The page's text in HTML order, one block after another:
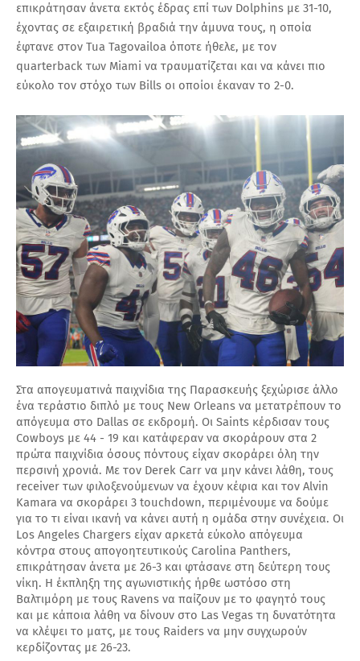
επικράτησαν άνετα εκτός έδρας επί των Dolphins με 31-10,
έχοντας σε εξαιρετική βραδιά την άμυνα τους, η οποία
έφτανε στον Tua Tagovailoa όποτε ήθελε, με τον
quarterback των Miami να τραυματίζεται και να κάνει πιο
εύκολο τον στόχο των Bills οι οποίοι έκαναν το 2-0.
Στα απογευματινά παιχνίδια της Παρασκευής ξεχώρισε άλλο
ένα τεράστιο διπλό με τους New Orleans να μετατρέπουν το
απόγευμα στο Dallas σε εκδρομή. Οι Saints κέρδισαν τους
Cowboys με 44 - 19 και κατάφεραν να σκοράρουν στα 2
πρώτα παιχνίδια όσους πόντους είχαν σκοράρει όλη την
περσινή χρονιά. Με τον Derek Carr να μην κάνει λάθη, τους
receiver των φιλοξενούμενων να έχουν κέφια και τον Alvin
Kamara να σκοράρει 3 touchdown, περιμένουμε να δούμε
για το τι είναι ικανή να κάνει αυτή η ομάδα στην συνέχεια. Οι
Los Angeles Chargers είχαν αρκετά εύκολο απόγευμα
κόντρα στους απογοητευτικούς Carolina Panthers,
επικράτησαν άνετα με 26-3 και φτάσανε στη δεύτερη τους
νίκη. Η έκπληξη της αγωνιστικής ήρθε ωστόσο στη
Βαλτιμόρη με τους Ravens να παίζουν με το φαγητό τους
και με κάποια λάθη να δίνουν στο Las Vegas τη δυνατότητα
να κλέψει το ματς, με τους Raiders να μην συγχωρούν
κερδίζοντας με 26-23.